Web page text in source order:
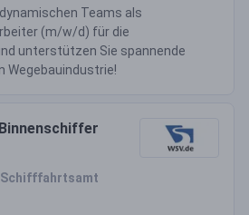
Teams als
(m/w/d) für die
unterstützen Sie spannende
Wegebauindustrie!